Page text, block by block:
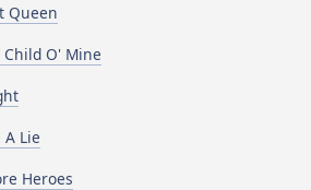
Queen
Child O' Mine
Lie
Heroes